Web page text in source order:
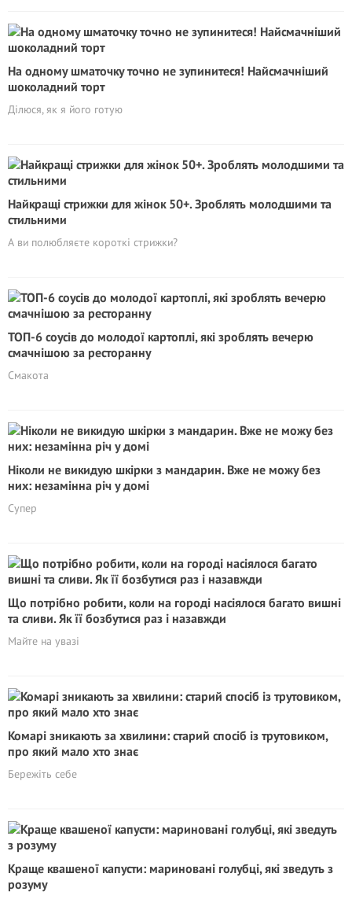
На одному шматочку точно не зупинитеся! Найсмачніший
шоколадний торт
Ділюся, як я його готую
Найкращі стрижки для жінок 50+. Зроблять молодшими та
стильними
А ви полюбляєте короткі стрижки?
ТОП-6 соусів до молодої картоплі, які зроблять вечерю
смачнішою за ресторанну
Смакота
Ніколи не викидую шкірки з мандарин. Вже не можу без
них: незамінна річ у домі
Супер
Що потрібно робити, коли на городі насіялося багато вишні
та сливи. Як її бозбутися раз і назавжди
Майте на увазі
Комарі зникають за хвилини: старий спосіб із трутовиком,
про який мало хто знає
Бережіть себе
Краще квашеної капусти: мариновані голубці, які зведуть з
розуму